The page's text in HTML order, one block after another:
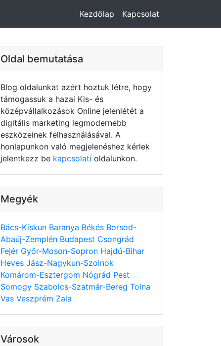
Kezdőlap Kapcsolat
Oldal bemutatása
Blog oldalunkat azért hoztuk létre, hogy
támogassuk a hazai Kis- és
középvállalkozások Online jelenlétét a
digitális marketing legmodernebb
eszközeinek felhasználásával. A
honlapunkon való megjelenéshez kérlek
jelentkezz be kapcsolati oldalunkon.
Megyék
Bács-Kiskun Baranya Békés Borsod-
Abaúj-Zemplén Budapest Csongrád
Fejér Győr-Moson-Sopron Hajdú-Bihar
Heves Jász-Nagykun-Szolnok
Komárom-Esztergom Nógrád Pest
Somogy Szabolcs-Szatmár-Bereg Tolna
Vas Veszprém Zala
Városok